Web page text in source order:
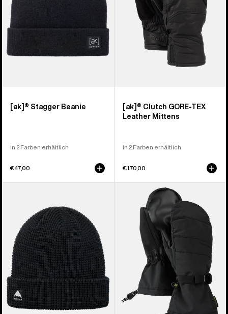
[ak]® Stagger Beanie
In 2 Farben erhältlich
€47,00
Lederfäustlinge
[ak]® Clutch GORE-TEX
Leather Mittens
In 2 Farben erhältlich
€170,00
Mütze
Fäustling